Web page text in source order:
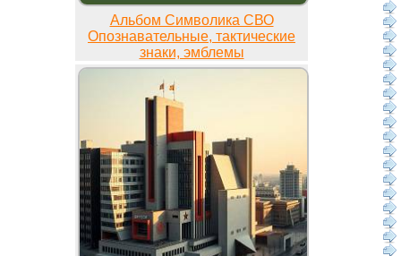
Альбом Символика СВО
Опознавательные, тактические
знаки, эмблемы